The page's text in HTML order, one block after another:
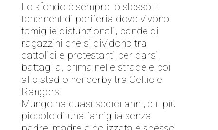
Lo sfondo è sempre lo stesso: i
tenement di periferia dove vivono
famiglie disfunzionali, bande di
ragazzini che si dividono tra
cattolici e protestanti per darsi
battaglia, prima nelle strade e poi
allo stadio nei derby tra Celtic e
Rangers.
Mungo ha quasi sedici anni, è il più
piccolo di una famiglia senza